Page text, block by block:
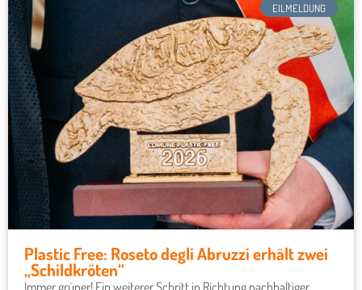
EILMELDUNG
Plastic Free: Roseto degli Abruzzi erhält zwei
„Schildkröten“